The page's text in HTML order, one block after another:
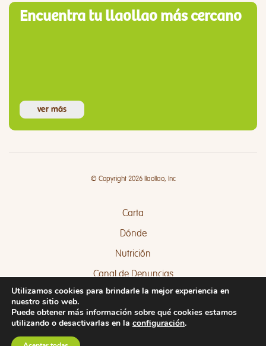
Encuentra tu llaollao más cercano
ver más
© Copyright 2026 llaollao, Inc
Carta
Dónde
Nutrición
Canal de Denuncias
Quejas y Sugerencias
Utilizamos cookies para brindarle la mejor experiencia en
nuestro sitio web.
Puede obtener más información sobre qué cookies estamos
utilizando o desactivarlas en la configuración.